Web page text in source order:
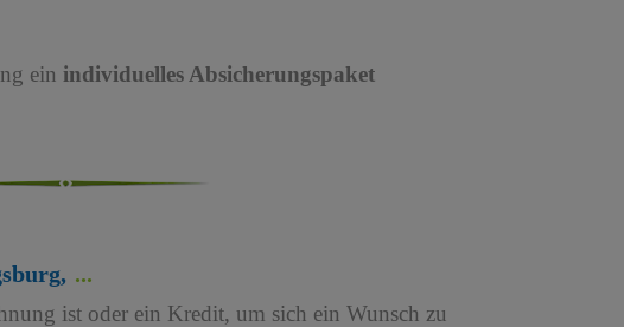
ein individuelles Absicherungspaket
ist oder ein Kredit, um sich ein Wunsch zu